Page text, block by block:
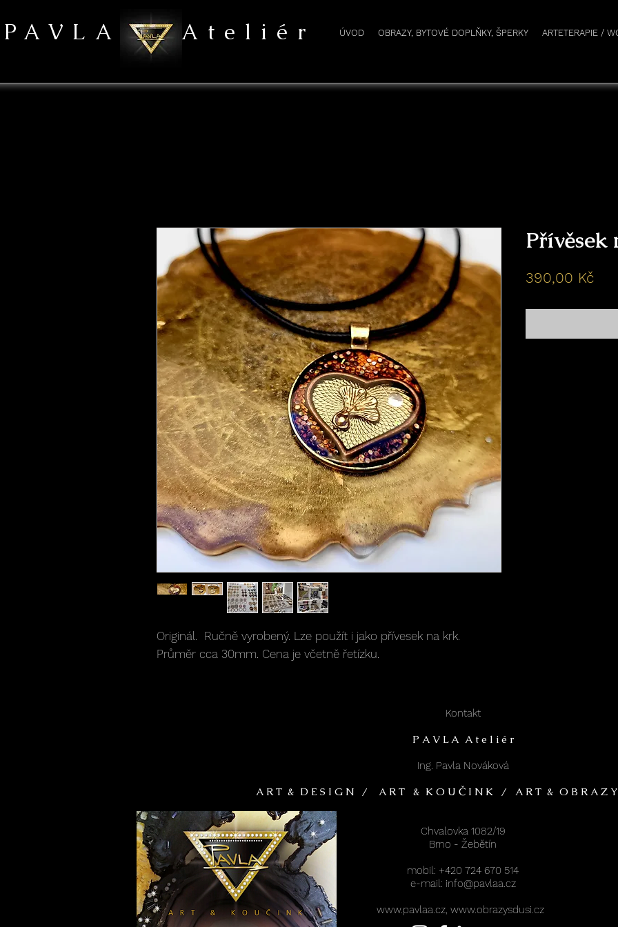
PAVLA Ateliér ÚVOD OBRAZY, BYTOVÉ DOPLŇKY, ŠPERKY ARTETERAPIE /
Originál. Ručně vyrobený. Lze použít i jako přívesek na krk.
Průměr cca 30mm. Cena je včetně řetízku.
Přívěsek
390,00 Kč
Kontakt
P A V L A A t e l i é r
Ing. Pavla Nováková
A R T & D E S I G N / A R T & K O U Č I N K / A R T & O B R A Z Y
Chvalovka 1082/19
Brno - Žebětín
mobil: +420 724 670 514
e-mail: info@pavlaa.cz
www.pavlaa.cz, www.obrazysdusi.cz